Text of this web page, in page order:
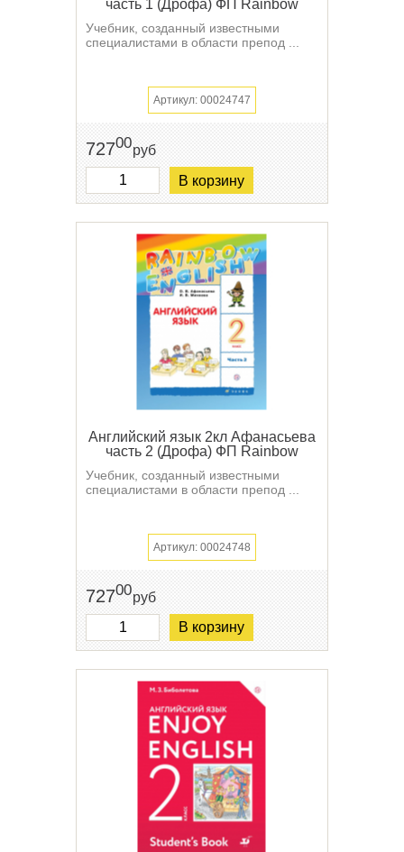
часть 1 (Дрофа) ФП Rainbow
Учебник, созданный известными
специалистами в области препод ...
Артикул: 00024747
72700руб
В корзину
Английский язык 2кл Афанасьева
часть 2 (Дрофа) ФП Rainbow
Учебник, созданный известными
специалистами в области препод ...
Артикул: 00024748
72700руб
В корзину